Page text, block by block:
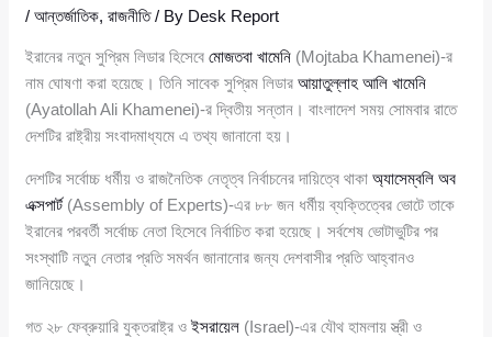
/আন্তর্জাতিক,রাজনীতি/ By Desk Report
ইরানের নতুন সুপ্রিম লিডার হিসেবেমোজতবা খামেনি (Mojtaba Khamenei)-র
নাম ঘোষণা করা হয়েছে। তিনি সাবেক সুপ্রিম লিডারআয়াতুল্লাহ আলি খামেনি
(Ayatollah Ali Khamenei)-র দ্বিতীয় সন্তান। বাংলাদেশ সময় সোমবার রাতে
দেশটির রাষ্ট্রীয় সংবাদমাধ্যমে এ তথ্য জানানো হয়।
দেশটির সর্বোচ্চ ধর্মীয় ও রাজনৈতিক নেতৃত্ব নির্বাচনের দায়িত্বে থাকাঅ্যাসেম্বলি অব
এক্সপার্ট(Assembly of Experts)-এর ৮৮ জন ধর্মীয় ব্যক্তিত্বের ভোটে তাকে
ইরানের পরবর্তী সর্বোচ্চ নেতা হিসেবে নির্বাচিত করা হয়েছে। সর্বশেষ ভোটাভুটির পর
সংস্থাটি নতুন নেতার প্রতি সমর্থন জানানোর জন্য দেশবাসীর প্রতি আহ্বানও
জানিয়েছে।
গত ২৮ ফেব্রুয়ারি যুক্তরাষ্ট্র ওইসরায়েল (Israel)-এর যৌথ হামলায় স্ত্রী ও